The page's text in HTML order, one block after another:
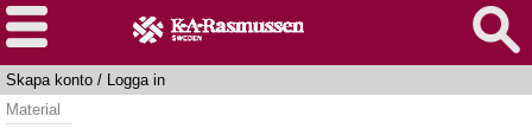
Skapa konto / Logga in
Material